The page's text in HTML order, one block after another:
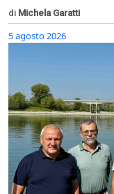
di Michela Garatti
5 agosto 2026